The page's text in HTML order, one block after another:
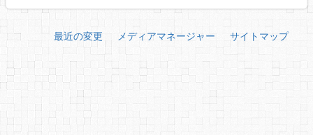
最近の変更 メディアマネージャー サイトマップ